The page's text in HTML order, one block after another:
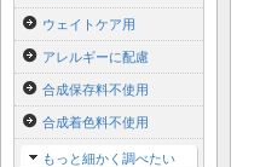
ウェイトケア用
アレルギーに配慮
合成保存料不使用
合成着色料不使用
もっと細かく調べたい